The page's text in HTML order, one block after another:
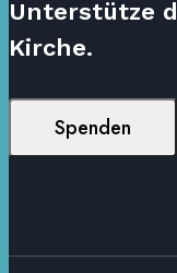
Unterstütze
Kirche.
Spenden